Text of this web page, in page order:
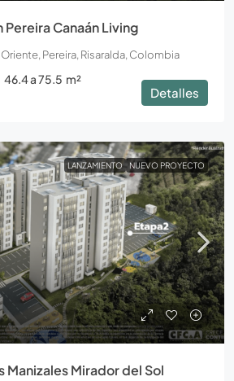
Canaán Living
Pereira, Risaralda, Colombia
46.4 a 75.5 m²
Detalles
LANZAMIENTO NUEVO PROYECTO
Manizales Mirador del Sol